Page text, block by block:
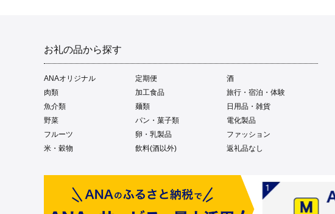
お礼の品から探す
ANAオリジナル 定期便
酒
肉類
加工食品
旅行・宿泊・体験
魚介類
麺類
日用品・雑貨
野菜
パン・菓子類
電化製品
フルーツ
卵・乳製品
ファッション
米・穀物
飲料(酒以外) 返礼品なし